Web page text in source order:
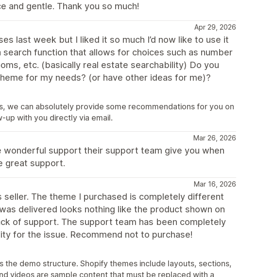
and gentle. Thank you so much!
Apr 29, 2026
last week but I liked it so much I’d now like to use it
function that allows for choices such as number
etc. (basically real estate searchability) Do you
for my needs? (or have other ideas for me)?
we can absolutely provide some recommendations for you on
up with you directly via email.
Mar 26, 2026
support their support team give you when
great support.
Mar 16, 2026
The theme I purchased is completely different
delivered looks nothing like the product shown on
of support. The support team has been completely
for the issue. Recommend not to purchase!
demo structure. Shopify themes include layouts, sections,
videos are sample content that must be replaced with a